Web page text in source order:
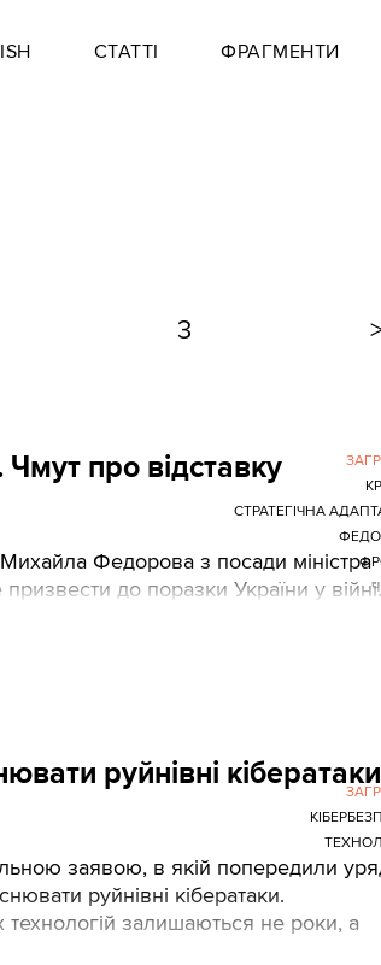
СТАТТІ ФРАГМЕНТИ
3
про відставку
Федорова з посади міністра
до поразки України у війні.
СТРАТЕГІЧНА
руйнівні
заявою, в якій попередили
руйнівні кібератаки.
технологій залишаються не роки, а